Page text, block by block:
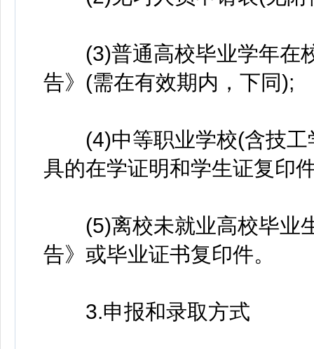
(3)普通高校毕业学年在
告》(需在有效期内，下同);
(4)中等职业学校(含技工
具的在学证明和学生证复印
(5)离校未就业高校毕业
告》或毕业证书复印件。
3.申报和录取方式